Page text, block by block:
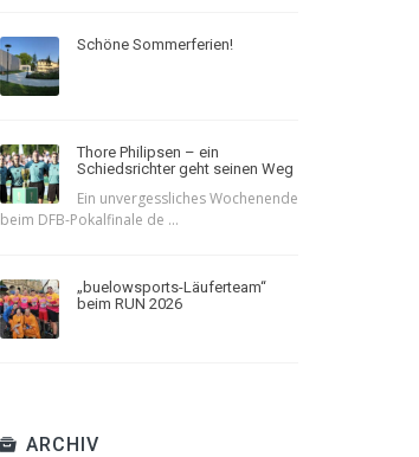
Schöne Sommerferien!
Thore Philipsen – ein
Schiedsrichter geht seinen Weg
Ein unvergessliches Wochenende
beim DFB-Pokalfinale de ...
„buelowsports-Läuferteam“
beim RUN 2026
ARCHIV